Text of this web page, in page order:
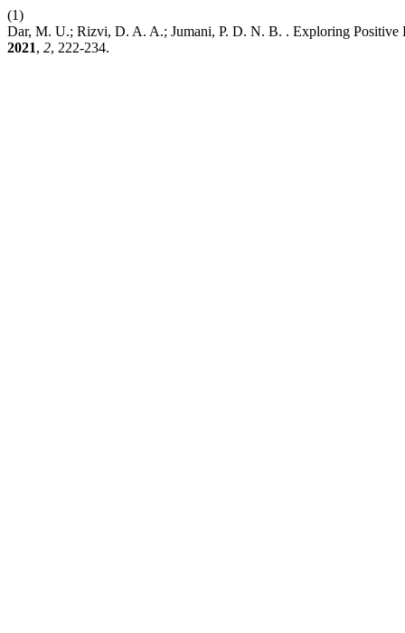
(1)
Dar, M. U.; Rizvi, D. A. A.; Jumani, P. D. N. B. . Exploring Positive
2021, 2, 222-234.